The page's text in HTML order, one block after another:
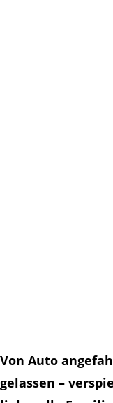
Von Auto
gelassen –